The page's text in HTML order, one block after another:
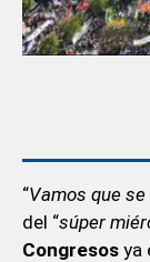
“Vamos que
del “súper
Congresosya